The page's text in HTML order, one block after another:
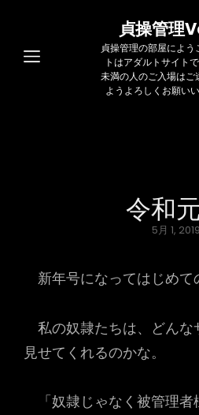
貞操管理
貞操管理の部屋によう
トはアダルトサイト
未満の人のご入場はご
ようよろしくお願いい
令和
Posted
5月 1, 2019
新年号になってはじめて
私の奴隷たちは、どんな
見せてくれるのかな。
「奴隷じゃなく被管理者